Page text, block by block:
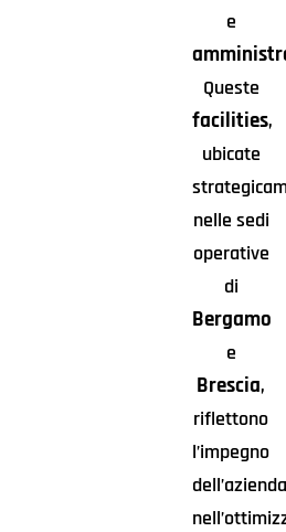
e
Queste
facilities,
ubicate
nelle sedi
operative
di
Bergamo
e
Brescia,
riflettono
l’impegno